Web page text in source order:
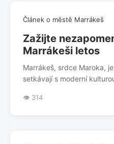
Článek o městě Marrákeš
Zažijte
Marrákeši letos
Marrákeš, srdce Maroka,
setkávají s moderní
👁️ 314